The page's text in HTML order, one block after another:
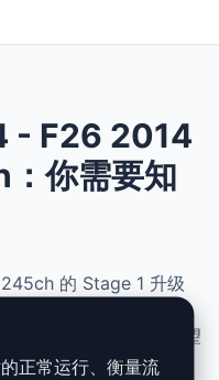
- F26 2014
你需要知
的 Stage 1 升级
械改动，即可提升动
更灵敏驾驶体验且希望
正常运行、衡量流